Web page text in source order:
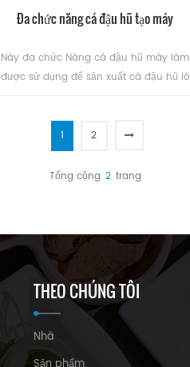
Đa chức năng cá đậu hũ tạo máy
Này đa chức Năng cá đậu hũ máy làm
được sử dụng để sản xuất cá đậu hũ lò
phẩm của hình dạng khác nhau.
1 2
Tổng cộng 2 trang
THEO CHÚNG TÔI
Nhà